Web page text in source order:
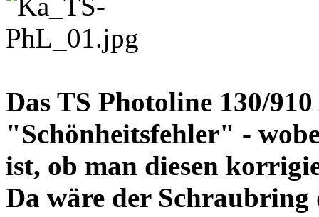
Das TS Photoline 130/
"Schönheitsfehler" -
ist, ob man diesen
Da wäre der